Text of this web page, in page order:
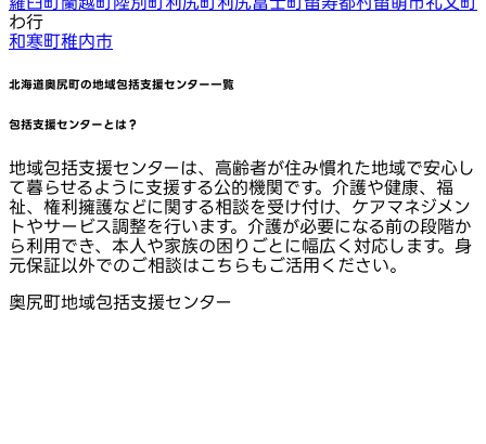
わ行
和寒町稚内市
北海道奥尻町の地域包括支援センター一覧
包括支援センターとは？
地域包括支援センターは、高齢者が住み慣れた地域で安心し
て暮らせるように支援する公的機関です。介護や健康、福
祉、権利擁護などに関する相談を受け付け、ケアマネジメン
トやサービス調整を行います。介護が必要になる前の段階か
ら利用でき、本人や家族の困りごとに幅広く対応します。身
元保証以外でのご相談はこちらもご活用ください。
奥尻町地域包括支援センター